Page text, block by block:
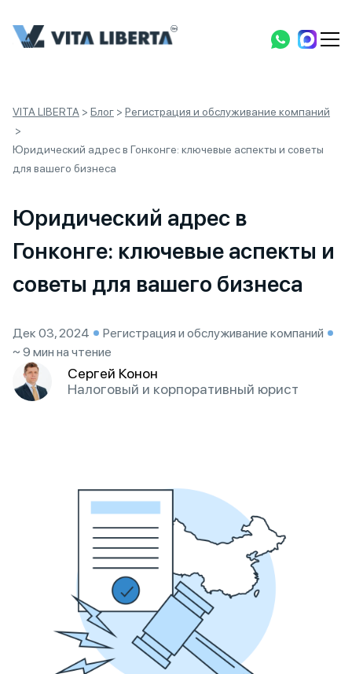
VITA LIBERTA > Блог > Регистрация и обслуживание компаний
>
Юридический адрес в Гонконге: ключевые аспекты и советы
для вашего бизнеса
Юридический адрес в
Гонконге: ключевые аспекты и
советы для вашего бизнеса
Дек 03, 2024
Регистрация и обслуживание компаний
~ 9 мин на чтение
Сергей Конон
Налоговый и корпоративный юрист